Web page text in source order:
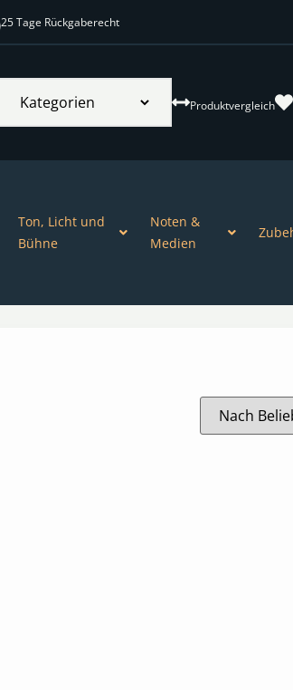
25 Tage Rückgaberecht
Produktvergleich
Ton, Licht und
Bühne
Noten &
Medien